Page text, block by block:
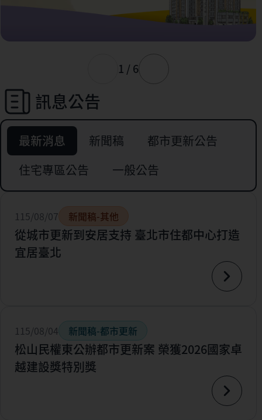
1 / 6
訊息公告
最新消息 新聞稿
都市更新公告
住宅專區公告
一般公告
115/08/07 新聞稿-其他
從城市更新到安居支持 臺北市住都中心打造
宜居臺北
115/08/04 新聞稿-都市更新
松山民權東公辦都市更新案 榮獲2026國家卓
越建設獎特別獎